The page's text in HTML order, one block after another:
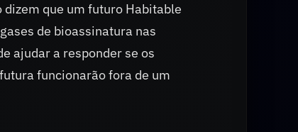
que um futuro Habitable
de bioassinatura nas
ajudar a responder se os
funcionarão fora de um